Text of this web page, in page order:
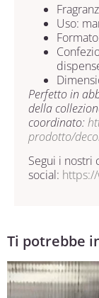
Uso:
Perfetto in
della
coordinato:
prodotto/
Segui i nostri
social:
Ti potrebbe